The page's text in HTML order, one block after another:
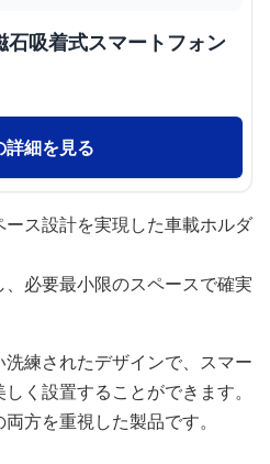
吸着式スマートフォン
詳細を見る
ス設計を実現した車載ホルダ
必要最小限のスペースで確実
練されたデザインで、スマー
く設置することができます。
方を重視した製品です。